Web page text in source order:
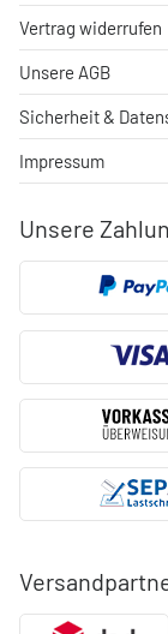
Unsere
Vertrag widerrufen
Unsere AGB
Sicherheit &
Impressum